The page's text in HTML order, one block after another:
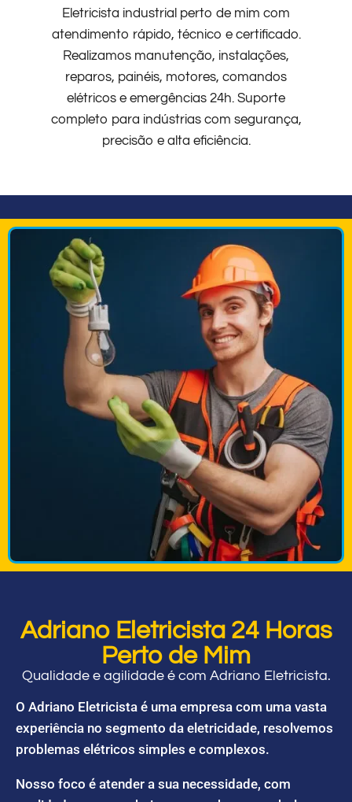
Eletricista industrial perto de mim com
atendimento rápido, técnico e certificado.
Realizamos manutenção, instalações,
reparos, painéis, motores, comandos
elétricos e emergências 24h. Suporte
completo para indústrias com segurança,
precisão e alta eficiência.
Adriano Eletricista 24 Horas
Perto de Mim
Qualidade e agilidade é com Adriano Eletricista.
O Adriano Eletricista é uma empresa com uma vasta
experiência no segmento da eletricidade, resolvemos
problemas elétricos simples e complexos.
Nosso foco é atender a sua necessidade, com